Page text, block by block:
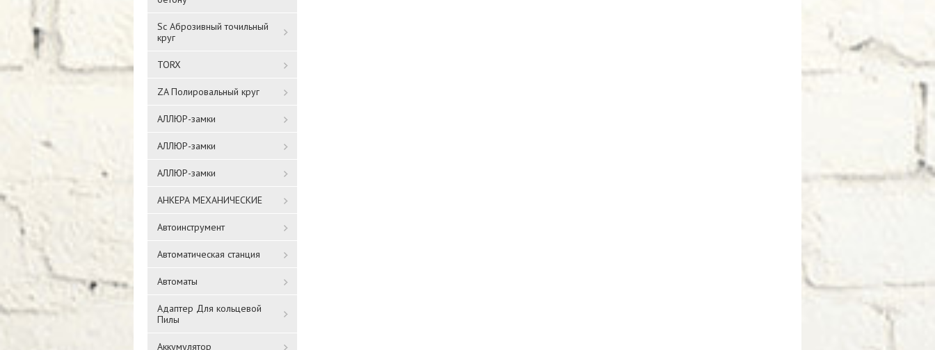
Sc Аброзивный точильный
круг
TORX
ZA Полировальный круг
АЛЛЮР-замки
АЛЛЮР-замки
АЛЛЮР-замки
АНКЕРА МЕХАНИЧЕСКИЕ
Автоинструмент
Автоматическая станция
Автоматы
Адаптер Для кольцевой
Пилы
Аккумулятор